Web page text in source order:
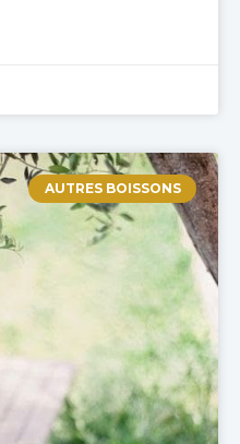
AUTRES BOISSONS